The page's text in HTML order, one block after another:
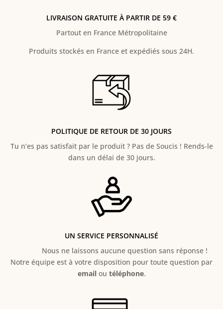
LIVRAISON GRATUITE À PARTIR DE 59 €
Partout en France Métropolitaine
Produits stockés en France et expédiés sous 24H.
POLITIQUE DE RETOUR DE 30 JOURS
Tu n’es pas satisfait par le produit ? Pas de Soucis ! Rends-le
dans un délai de 30 jours.
UN SERVICE PERSONNALISÉ
Nous ne laissons aucune question sans réponse !
Notre équipe est à votre disposition pour toute question par
emailou téléphone.